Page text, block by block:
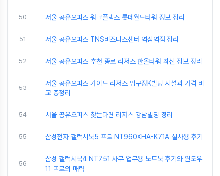
50 서울 공유오피스 워크플렉스 롯데월드타워 정보 정리
51 서울 공유오피스 TNS비즈니스센터 역삼역점 정리
52 서울 공유오피스 추천 종로 리저스 한올타워 최신 정보 정리
53
서울 공유오피스 가이드 리저스 압구정K빌딩 시설과 가격 비
교 총정리
54 서울 공유오피스 찾는다면 리저스 강남빌딩 정리
55 삼성전자 갤럭시북5 프로 NT960XHA-K71A 실사용 후기
56
삼성 갤럭시북4 NT751 사무 업무용 노트북 후기와 윈도우
11 프로의 매력